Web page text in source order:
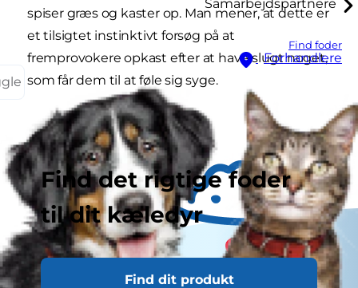
Samarbejdspartnere
Find foder
Forhandlere
Find det rigtige foder
til dit kæledyr
Find dit produkt
spiser græs og kaster op. Man mener, at dette er
et tilsigtet instinktivt forsøg på at
fremprovokere opkast efter at have slugt noget,
som får dem til at føle sig syge.